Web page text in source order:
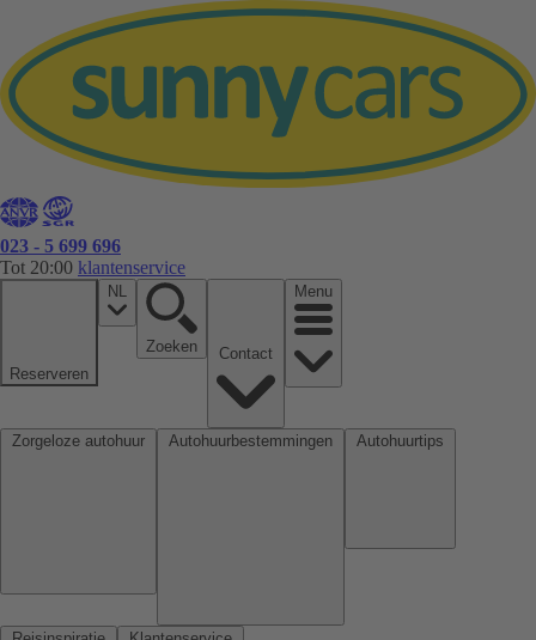
023 - 5 699 696
Tot 20:00 klantenservice
Reserveren
NL
Zoeken
Menu